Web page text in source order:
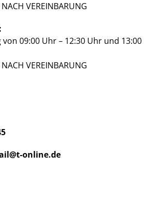
VEREINBARUNG
09:00 Uhr – 12:30 Uhr und 13:00
VEREINBARUNG
online.de